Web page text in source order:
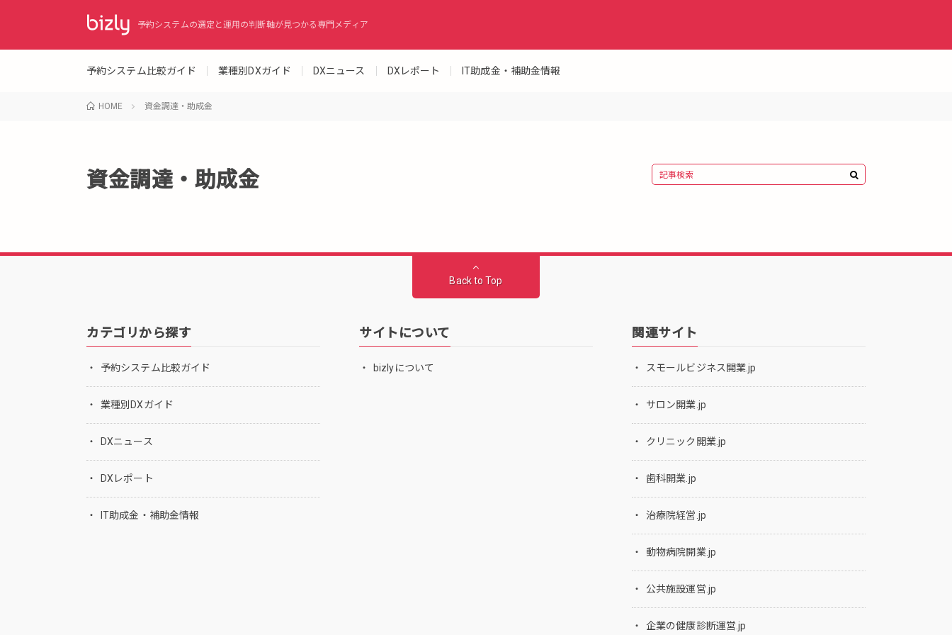
予約システムの選定と運用の判断軸が見つかる専門メディア
予約システム比較ガイド 業種別DXガイド DXニュース DXレポート IT助成金・補助金情報
HOME 資金調達・助成金
資金調達・助成金
Back to Top
カテゴリから探す
予約システム比較ガイド
業種別DXガイド
DXニュース
DXレポート
IT助成金・補助金情報
サイトについて
bizlyについて
関連サイト
スモールビジネス開業.jp
サロン開業.jp
クリニック開業.jp
歯科開業.jp
治療院経営.jp
動物病院開業.jp
公共施設運営.jp
企業の健康診断運営.jp